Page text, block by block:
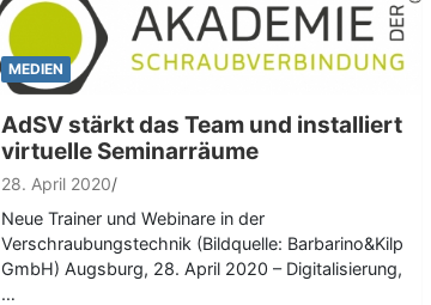
MEDIEN
AdSV stärkt das Team und installiert
virtuelle Seminarräume
28. April 2020
Neue Trainer und Webinare in der
Verschraubungstechnik (Bildquelle: Barbarino&Kilp
GmbH) Augsburg, 28. April 2020 – Digitalisierung,
…